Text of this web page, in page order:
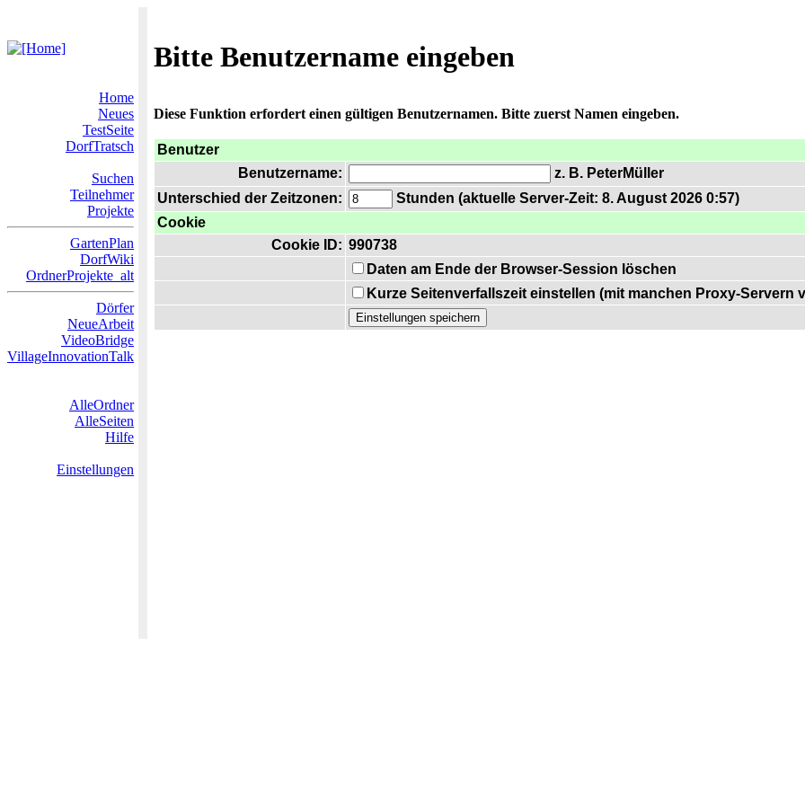
Bitte Benutzername eingeben
Home
Neues
TestSeite
DorfTratsch
Suchen
Teilnehmer
Projekte
GartenPlan
DorfWiki
OrdnerProjekte_alt
Dörfer
NeueArbeit
VideoBridge
VillageInnovationTalk
AlleOrdner
AlleSeiten
Hilfe
Einstellungen
Diese Funktion erfordert einen gültigen Benutzernamen. Bitte zuerst Namen eingeben.
Benutzer
Benutzername:
z. B. PeterMüller
Unterschied der Zeitzonen:
Stunden (aktuelle Server-Zeit: 8. August 2026 0:57)
Cookie
Cookie ID: 990738
Daten am Ende der Browser-Session löschen
Kurze Seitenverfallszeit einstellen (mit manchen Proxy-Servern